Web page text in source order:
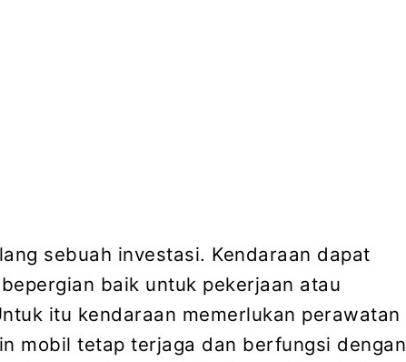
sebuah investasi. Kendaraan dapat
baik untuk pekerjaan atau
itu kendaraan memerlukan perawatan
mobil tetap terjaga dan berfungsi dengan